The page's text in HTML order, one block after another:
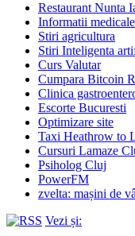
Restaurant Nunta
Informatii medicale
Stiri agricultura
Stiri Inteligenta
Curs Valutar
Cumpara Bitcoin
Clinica
Escorte Bucuresti
Optimizare site
Taxi Heathrow to
Cursuri Lamaze
Psiholog Cluj
PowerFM
zvelta: mașini de
Vezi și: